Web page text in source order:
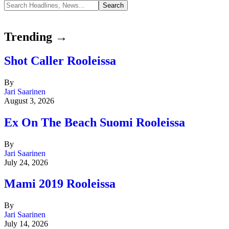
Trending →
Shot Caller Rooleissa
By
Jari Saarinen
August 3, 2026
Ex On The Beach Suomi Rooleissa
By
Jari Saarinen
July 24, 2026
Mami 2019 Rooleissa
By
Jari Saarinen
July 14, 2026